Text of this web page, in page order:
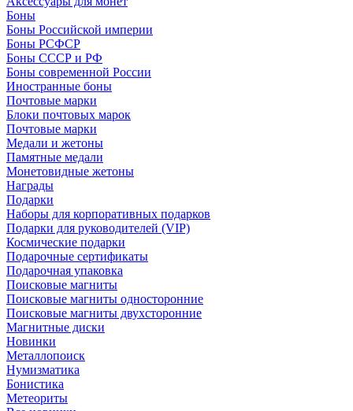
Боны
Боны Российской империи
Боны РСФСР
Боны СССР и РФ
Боны современной России
Иностранные боны
Почтовые марки
Блоки почтовых марок
Почтовые марки
Медали и жетоны
Памятные медали
Монетовидные жетоны
Награды
Подарки
Наборы для корпоративных подарков
Подарки для руководителей (VIP)
Космические подарки
Подарочные сертификаты
Подарочная упаковка
Поисковые магниты
Поисковые магниты односторонние
Поисковые магниты двухсторонние
Магнитные диски
Новинки
Металлопоиск
Нумизматика
Бонистика
Метеориты